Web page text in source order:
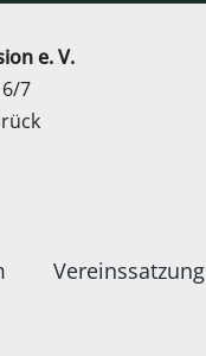
e. V.
7
Vereinssatzung